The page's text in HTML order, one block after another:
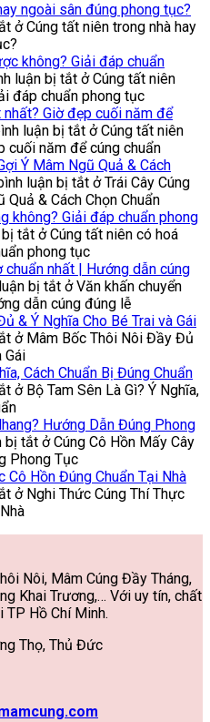
ngoài sân đúng phong tục?
ở Cúng tất niên trong nhà hay
không? Giải đáp chuẩn
luận bị tắt ở Cúng tất niên
đáp chuẩn phong tục
Giờ đẹp cuối năm để
luận bị tắt ở Cúng tất niên
cuối năm để cúng chuẩn
Ý Mâm Ngũ Quả & Cách
luận bị tắt ở Trái Cây Cúng
& Cách Chọn Chuẩn
không? Giải đáp chuẩn phong
bị tắt ở Cúng tất niên có hoá
phong tục
chuẩn nhất | Hướng dẫn cúng
bị tắt ở Văn khấn chuyển
dẫn cúng đúng lễ
& Ý Nghĩa Cho Bé Trai và Gái
ở Mâm Bốc Thôi Nôi Đầy Đủ
Gái
Cách Chuẩn Bị Đúng Chuẩn
ở Bộ Tam Sên Là Gì? Ý Nghĩa,
Hướng Dẫn Đúng Phong
bị tắt ở Cúng Cô Hồn Mấy Cây
Phong Tục
Cô Hồn Đúng Chuẩn Tại Nhà
ở Nghi Thức Cúng Thí Thực
Nôi, Mâm Cúng Đầy Tháng,
Khai Trương,… Với uy tín, chất
Hồ Chí Minh.
Thọ, Thủ Đức